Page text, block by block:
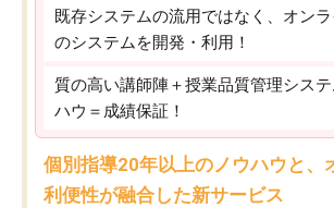
既存システムの流用ではなく、オン
のシステムを開発・利用！
質の高い講師陣＋授業品質管理シス
ハウ＝成績保証！
個別指導20年以上のノウハウと、
利便性が融合した新サービス